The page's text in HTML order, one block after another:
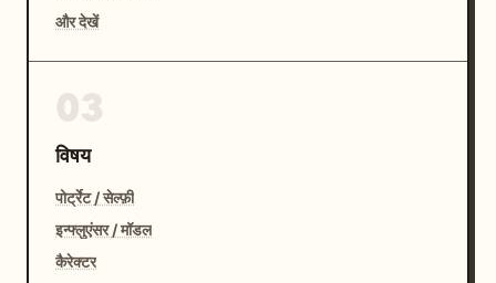
और देखें
विषय
पोर्ट्रेट / सेल्फ़ी
इन्फ्लुएंसर / मॉडल
कैरेक्टर